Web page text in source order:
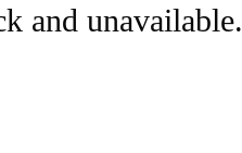
and unavailable.